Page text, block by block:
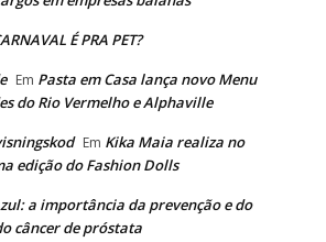
É PRA PET?
Em Pasta em Casa lança novo Menu
do Rio Vermelho e Alphaville
Em Kika Maia realiza no
edição do Fashion Dolls
a importância da prevenção e do
câncer de próstata